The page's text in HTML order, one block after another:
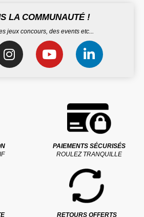
LA COMMUNAUTÉ !
jeux concours, des events etc...
PAIEMENTS SÉCURISÉS
ROULEZ TRANQUILLE
RETOURS OFFERTS